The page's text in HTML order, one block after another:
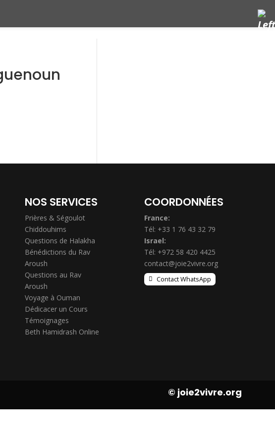
NOS SERVICES
Prières & Ségoulot
Chiddouhims
Questions de Halakha
Bénédictions du Rav
Aroush
Questions au Rav
Aroush
Voyage à Ouman
Dédicacer un Cours
Témoignages
Beth Hamidrash Online
COORDONNÉES
France:
Tél: +33 1 76 43 32 79
Israel:
Tél: +972 58 420 4425
contact@joie2vivre.org
Contact WhatsApp
© joie2vivre.org